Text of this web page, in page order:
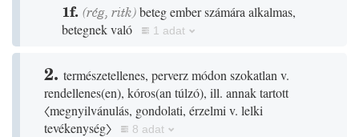
1f. (rég, ritk)beteg ember számára alkalmas,
betegnek való
1 adat
2. természetellenes, perverz módon szokatlan v.
rendellenes(en), kóros(an túlzó), ill. annak tartott
〈megnyilvánulás, gondolati, érzelmi v. lelki
tevékenység〉
8 adat